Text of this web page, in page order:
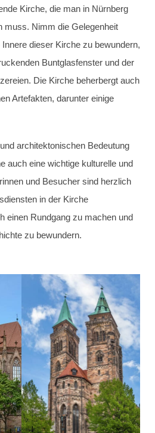
Kirche, die man in Nürnberg
muss. Nimm die Gelegenheit
dieser Kirche zu bewundern,
Buntglasfenster und der
Die Kirche beherbergt auch
Artefakten, darunter einige
architektonischen Bedeutung
auch eine wichtige kulturelle und
und Besucher sind herzlich
in der Kirche
einen Rundgang zu machen und
zu bewundern.